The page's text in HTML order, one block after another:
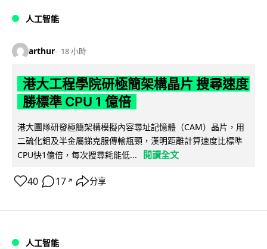
人工智能
arthur 18 小時
港大工程學院研極簡架構晶片 搜尋速度
勝標準 CPU 1 億倍
港大團隊研發極簡架構模擬內容尋址記憶體（CAM）晶片，用
二硫化鉬及半金屬銻克服傳輸瓶頸，漢明距離計算速度比標準
CPU快1億倍，每次搜尋耗能低...
閱讀全文
40 17 ↗ 分享
人工智能